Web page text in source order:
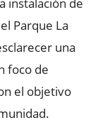
instalación de
Parque La
una
foco de
el objetivo